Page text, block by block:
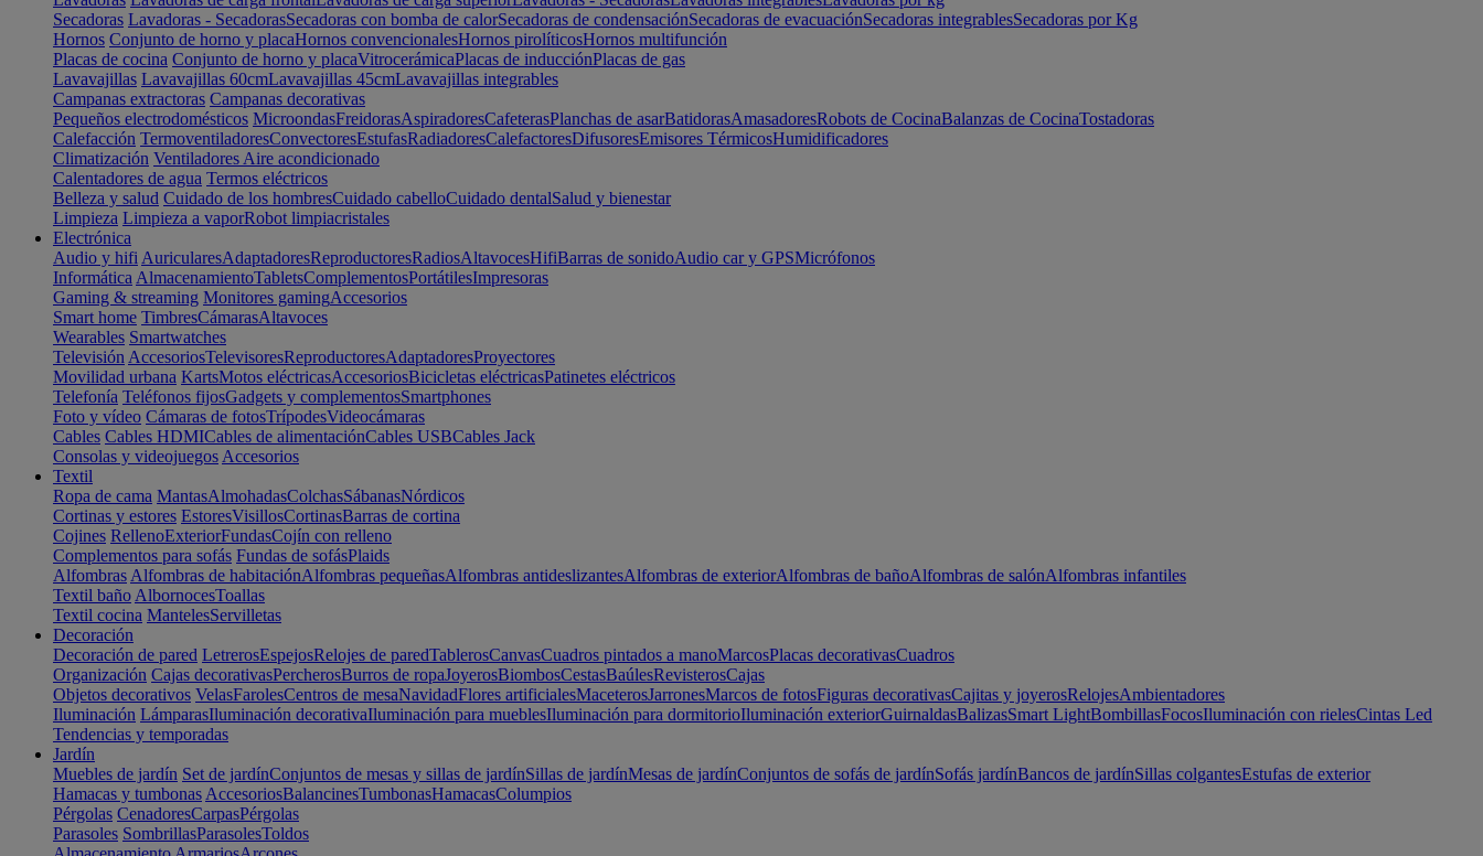
Secadoras Lavadoras - SecadorasSecadoras con bomba de calorSecadoras de condensaciónSecadoras de evacuaciónSecadoras integrablesSecadoras por Kg
Hornos Conjunto de horno y placaHornos convencionalesHornos pirolíticosHornos multifunción
Placas de cocina Conjunto de horno y placaVitrocerámicaPlacas de inducciónPlacas de gas
Lavavajillas Lavavajillas 60cmLavavajillas 45cmLavavajillas integrables
Campanas extractoras Campanas decorativas
Pequeños electrodomésticos MicroondasFreidorasAspiradoresCafeterasPlanchas de asarBatidorasAmasadoresRobots de CocinaBalanzas de CocinaTostadoras
Calefacción TermoventiladoresConvectoresEstufasRadiadoresCalefactoresDifusoresEmisores TérmicosHumidificadores
Climatización Ventiladores Aire acondicionado
Calentadores de agua Termos eléctricos
Belleza y salud Cuidado de los hombresCuidado cabelloCuidado dentalSalud y bienestar
Limpieza Limpieza a vaporRobot limpiacristales
Electrónica
Audio y hifi AuricularesAdaptadoresReproductoresRadiosAltavocesHifiBarras de sonidoAudio car y GPSMicrófonos
Informática AlmacenamientoTabletsComplementosPortátilesImpresoras
Gaming & streaming Monitores gamingAccesorios
Smart home TimbresCámarasAltavoces
Wearables Smartwatches
Televisión AccesoriosTelevisoresReproductoresAdaptadoresProyectores
Movilidad urbana KartsMotos eléctricasAccesoriosBicicletas eléctricasPatinetes eléctricos
Telefonía Teléfonos fijosGadgets y complementosSmartphones
Foto y vídeo Cámaras de fotosTrípodesVideocámaras
Cables Cables HDMICables de alimentaciónCables USBCables Jack
Consolas y videojuegos Accesorios
Textil
Ropa de cama MantasAlmohadasColchasSábanasNórdicos
Cortinas y estores EstoresVisillosCortinasBarras de cortina
Cojines RellenoExteriorFundasCojín con relleno
Complementos para sofás Fundas de sofásPlaids
Alfombras Alfombras de habitaciónAlfombras pequeñasAlfombras antideslizantesAlfombras de exteriorAlfombras de bañoAlfombras de salónAlfombras infantiles
Textil baño AlbornocesToallas
Textil cocina MantelesServilletas
Decoración
Decoración de pared LetrerosEspejosRelojes de paredTablerosCanvasCuadros pintados a manoMarcosPlacas decorativasCuadros
Organización Cajas decorativasPercherosBurros de ropaJoyerosBiombosCestasBaúlesRevisterosCajas
Objetos decorativos VelasFarolesCentros de mesaNavidadFlores artificialesMaceterosJarronesMarcos de fotosFiguras decorativasCajitas y joyerosRelojesAmbientadores
Iluminación LámparasIluminación decorativaIluminación para mueblesIluminación para dormitorioIluminación exteriorGuirnaldasBalizasSmart LightBombillasFocosIluminación con rielesCintas Led
Tendencias y temporadas
Jardín
Muebles de jardín Set de jardínConjuntos de mesas y sillas de jardínSillas de jardínMesas de jardínConjuntos de sofás de jardínSofás jardínBancos de jardínSillas colgantesEstufas de exterior
Hamacas y tumbonas AccesoriosBalancinesTumbonasHamacasColumpios
Pérgolas CenadoresCarpasPérgolas
Parasoles SombrillasParasolesToldos